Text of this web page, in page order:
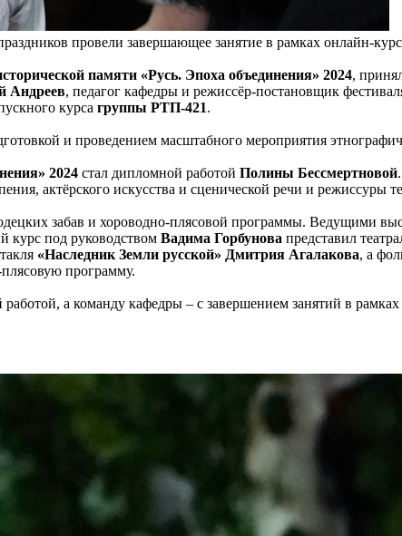
провели завершающее занятие в рамках онлайн-
памяти «Русь. Эпоха объединения» 2024,
Андреев, педагог кафедры и режиссёр-постановщик
курса группы РТП-421.
и проведением масштабного мероприятия
2024 стал дипломной работой Полины Бессмертновой
актёрского искусства и сценической речи и режиссуры
забав и хороводно-плясовой программы. Ведущими
курс под руководством Вадима Горбунова представил
«Наследник Земли русской» Дмитрия Агалакова, а
программу.
а команду кафедры – с завершением занятий в